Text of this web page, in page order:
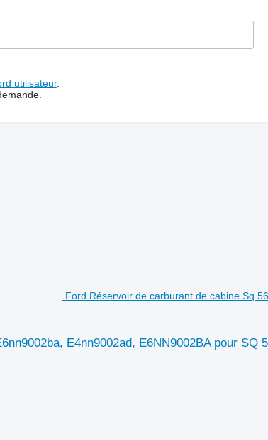
utilisateur.
Ford Réservoir de carburant de cabine Sq
E4nn9002ad, E6NN9002BA pour SQ